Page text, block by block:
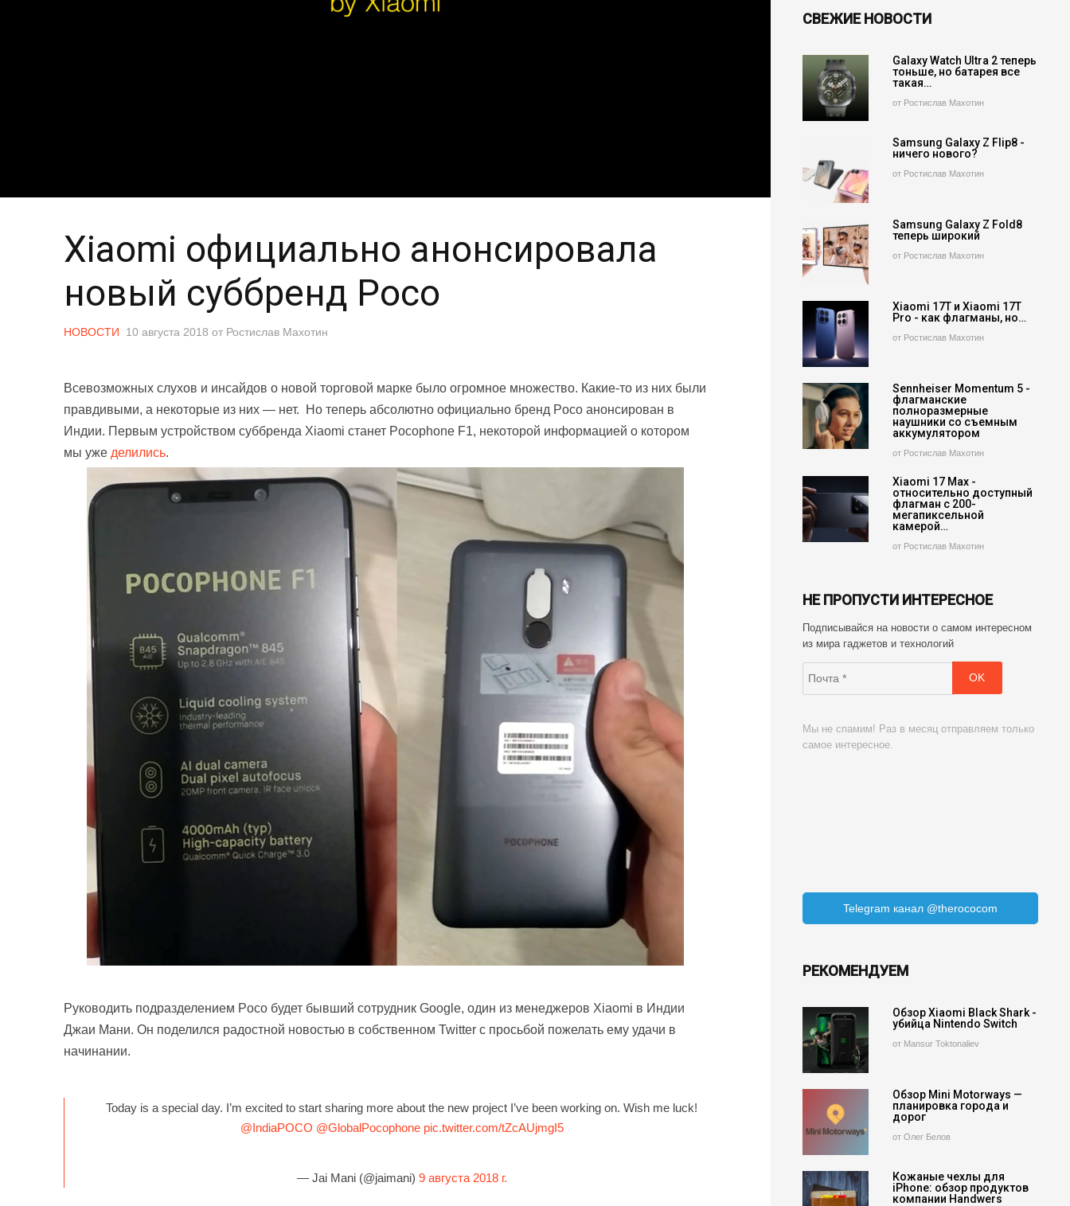
Xiaomi официально анонсировала
новый суббренд Poco
НОВОСТИ 10 августа 2018 от Ростислав Махотин
Всевозможных слухов и инсайдов о новой торговой марке было огромное множество. Какие-то из них были
правдивыми, а некоторые из них — нет. Но теперь абсолютно официально бренд Poco анонсирован в
Индии. Первым устройством суббренда Xiaomi станет Pocophone F1, некоторой информацией о котором
мы уже делились.
Руководить подразделением Poco будет бывший сотрудник Google, один из менеджеров Xiaomi в Индии
Джаи Мани. Он поделился радостной новостью в собственном Twitter с просьбой пожелать ему удачи в
начинании.
Today is a special day. I’m excited to start sharing more about the new project I’ve been working on. Wish me luck!
@IndiaPOCO @GlobalPocophone pic.twitter.com/tZcAUjmgI5
— Jai Mani (@jaimani) 9 августа 2018 г.
СВЕЖИЕ НОВОСТИ
Galaxy Watch Ultra 2 теперь
тоньше, но батарея все
такая…
от Ростислав Махотин
Samsung Galaxy Z Flip8 -
ничего нового?
от Ростислав Махотин
Samsung Galaxy Z Fold8
теперь широкий
от Ростислав Махотин
Xiaomi 17T и Xiaomi 17T
Pro - как флагманы, но…
от Ростислав Махотин
Sennheiser Momentum 5 -
флагманские
полноразмерные
наушники со съемным
аккумулятором
от Ростислав Махотин
Xiaomi 17 Max -
относительно доступный
флагман с 200-
мегапиксельной
камерой…
от Ростислав Махотин
НЕ ПРОПУСТИ ИНТЕРЕСНОЕ
Подписывайся на новости о самом интересном
из мира гаджетов и технологий
Мы не спамим! Раз в месяц отправляем только
самое интересное.
Telegram канал @therococom
РЕКОМЕНДУЕМ
Обзор Xiaomi Black Shark -
убийца Nintendo Switch
от Mansur Toktonaliev
Обзор Mini Motorways —
планировка города и
дорог
от Олег Белов
Кожаные чехлы для
iPhone: обзор продуктов
компании Handwers